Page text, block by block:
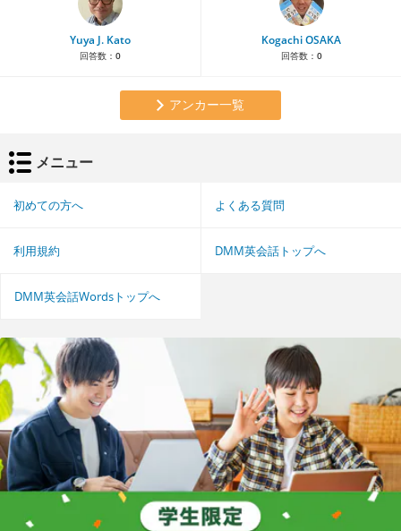
Yuya J. Kato
回答数： 0
Kogachi OSAKA
回答数： 0
アンカー一覧
メニュー
初めての方へ よくある質問
利用規約 DMM英会話トップへ
DMM英会話Wordsトップへ